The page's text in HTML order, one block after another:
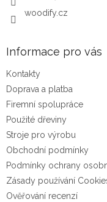
woodify.cz
Informace pro vás
Kontakty
Doprava a platba
Firemní spolupráce
Použité dřeviny
Stroje pro výrobu
Obchodní podmínky
Podmínky ochrany
Zásady používání
Ověřování recenzí